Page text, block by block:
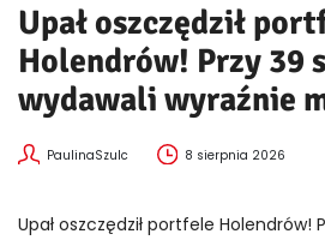
Upał oszczędził
Holendrów! Przy 39
wydawali wyraźnie
PaulinaSzulc 8 sierpnia 2026
Upał oszczędził portfele Holendrów!